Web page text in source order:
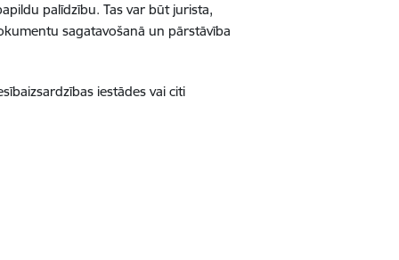
palīdzību. Tas var būt jurista,
sagatavošanā un pārstāvība
iestādes vai citi